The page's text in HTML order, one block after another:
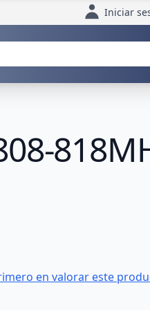
Iniciar
en valorar este